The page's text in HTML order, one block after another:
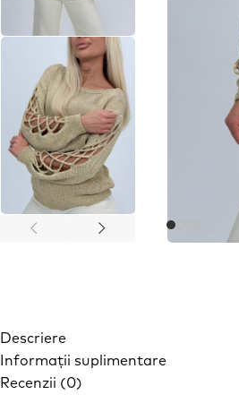
Descriere
Informații suplimentare
Recenzii (0)